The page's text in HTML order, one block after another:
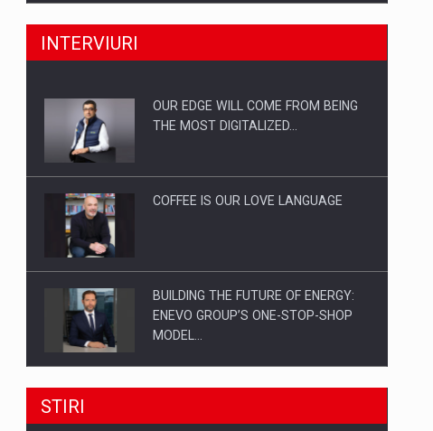
CEO Conference - Shaping The
Webinar - Business Evolution-
INTERVIURI
OUR EDGE WILL COME FROM BEING
THE MOST DIGITALIZED…
COFFEE IS OUR LOVE LANGUAGE
BUILDING THE FUTURE OF ENERGY:
ENEVO GROUP’S ONE-STOP-SHOP
MODEL…
ROOTED IN ROMANIA, BUILT TO
STIRI